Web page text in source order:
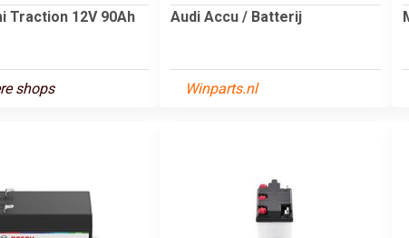
Traction 12V 90Ah
shops
Audi Accu / Batterij
Winparts.nl